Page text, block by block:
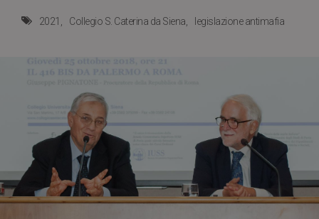
2021 Collegio S. Caterina da Siena legislazione antimafia